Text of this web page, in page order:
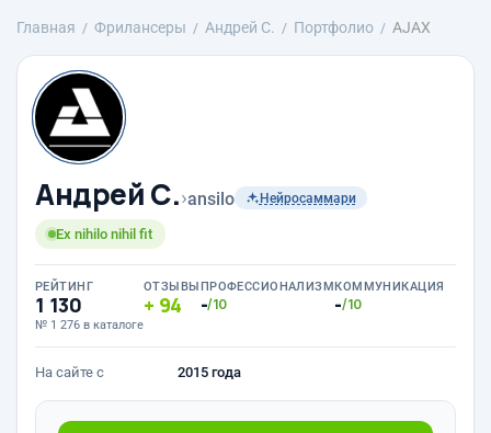
Главная Фрилансеры Андрей С. Портфолио AJAX
Андрей С.›ansilo Нейросаммари
Ex nihilo nihil fit
РЕЙТИНГ
1 130
№ 1 276 в каталоге
ОТЗЫВЫ
94
ПРОФЕССИОНАЛИЗМ
-/10
КОММУНИКАЦИЯ
-/10
На сайте с 2015 года